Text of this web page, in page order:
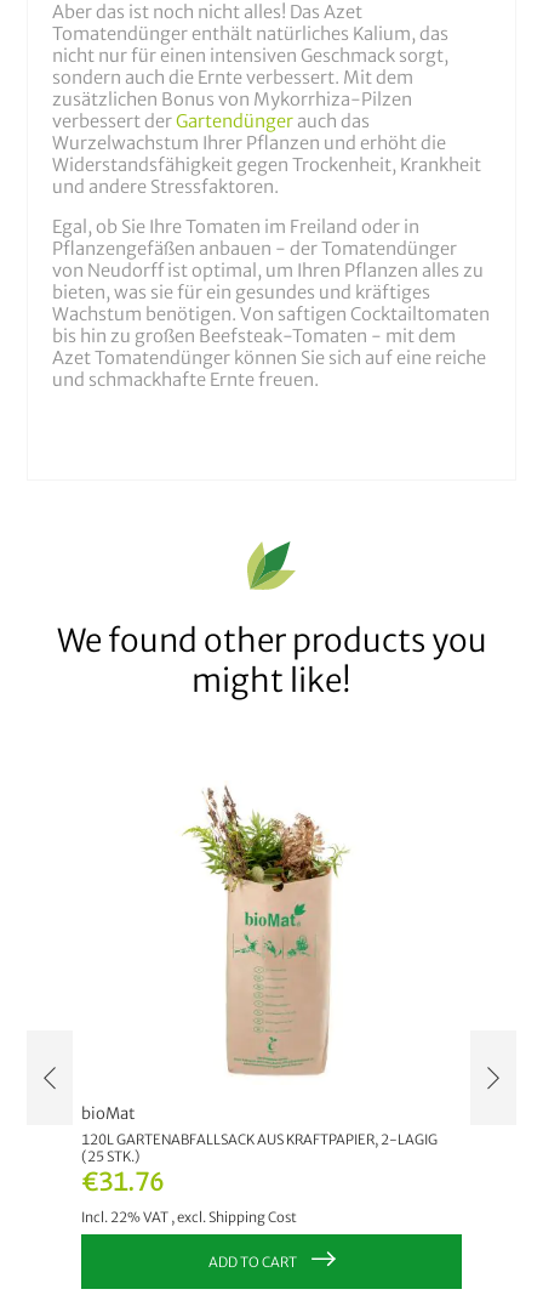
Aber das ist noch nicht alles! Das Azet
Tomatendünger enthält natürliches Kalium, das
nicht nur für einen intensiven Geschmack sorgt,
sondern auch die Ernte verbessert. Mit dem
zusätzlichen Bonus von Mykorrhiza-Pilzen
verbessert derGartendünger auch das
Wurzelwachstum Ihrer Pflanzen und erhöht die
Widerstandsfähigkeit gegen Trockenheit, Krankheit
und andere Stressfaktoren.
Egal, ob Sie Ihre Tomaten im Freiland oder in
Pflanzengefäßen anbauen - der Tomatendünger
von Neudorff ist optimal, um Ihren Pflanzen alles zu
bieten, was sie für ein gesundes und kräftiges
Wachstum benötigen. Von saftigen Cocktailtomaten
bis hin zu großen Beefsteak-Tomaten - mit dem
Azet Tomatendünger können Sie sich auf eine reiche
und schmackhafte Ernte freuen.
We found other products you
might like!
€31.76
Incl. 22% VAT ,excl.Shipping Cost
bioMat
120L GARTENABFALLSACK AUS KRAFTPAPIER, 2-LAGIG
(25 STK.)
ADD TO CART